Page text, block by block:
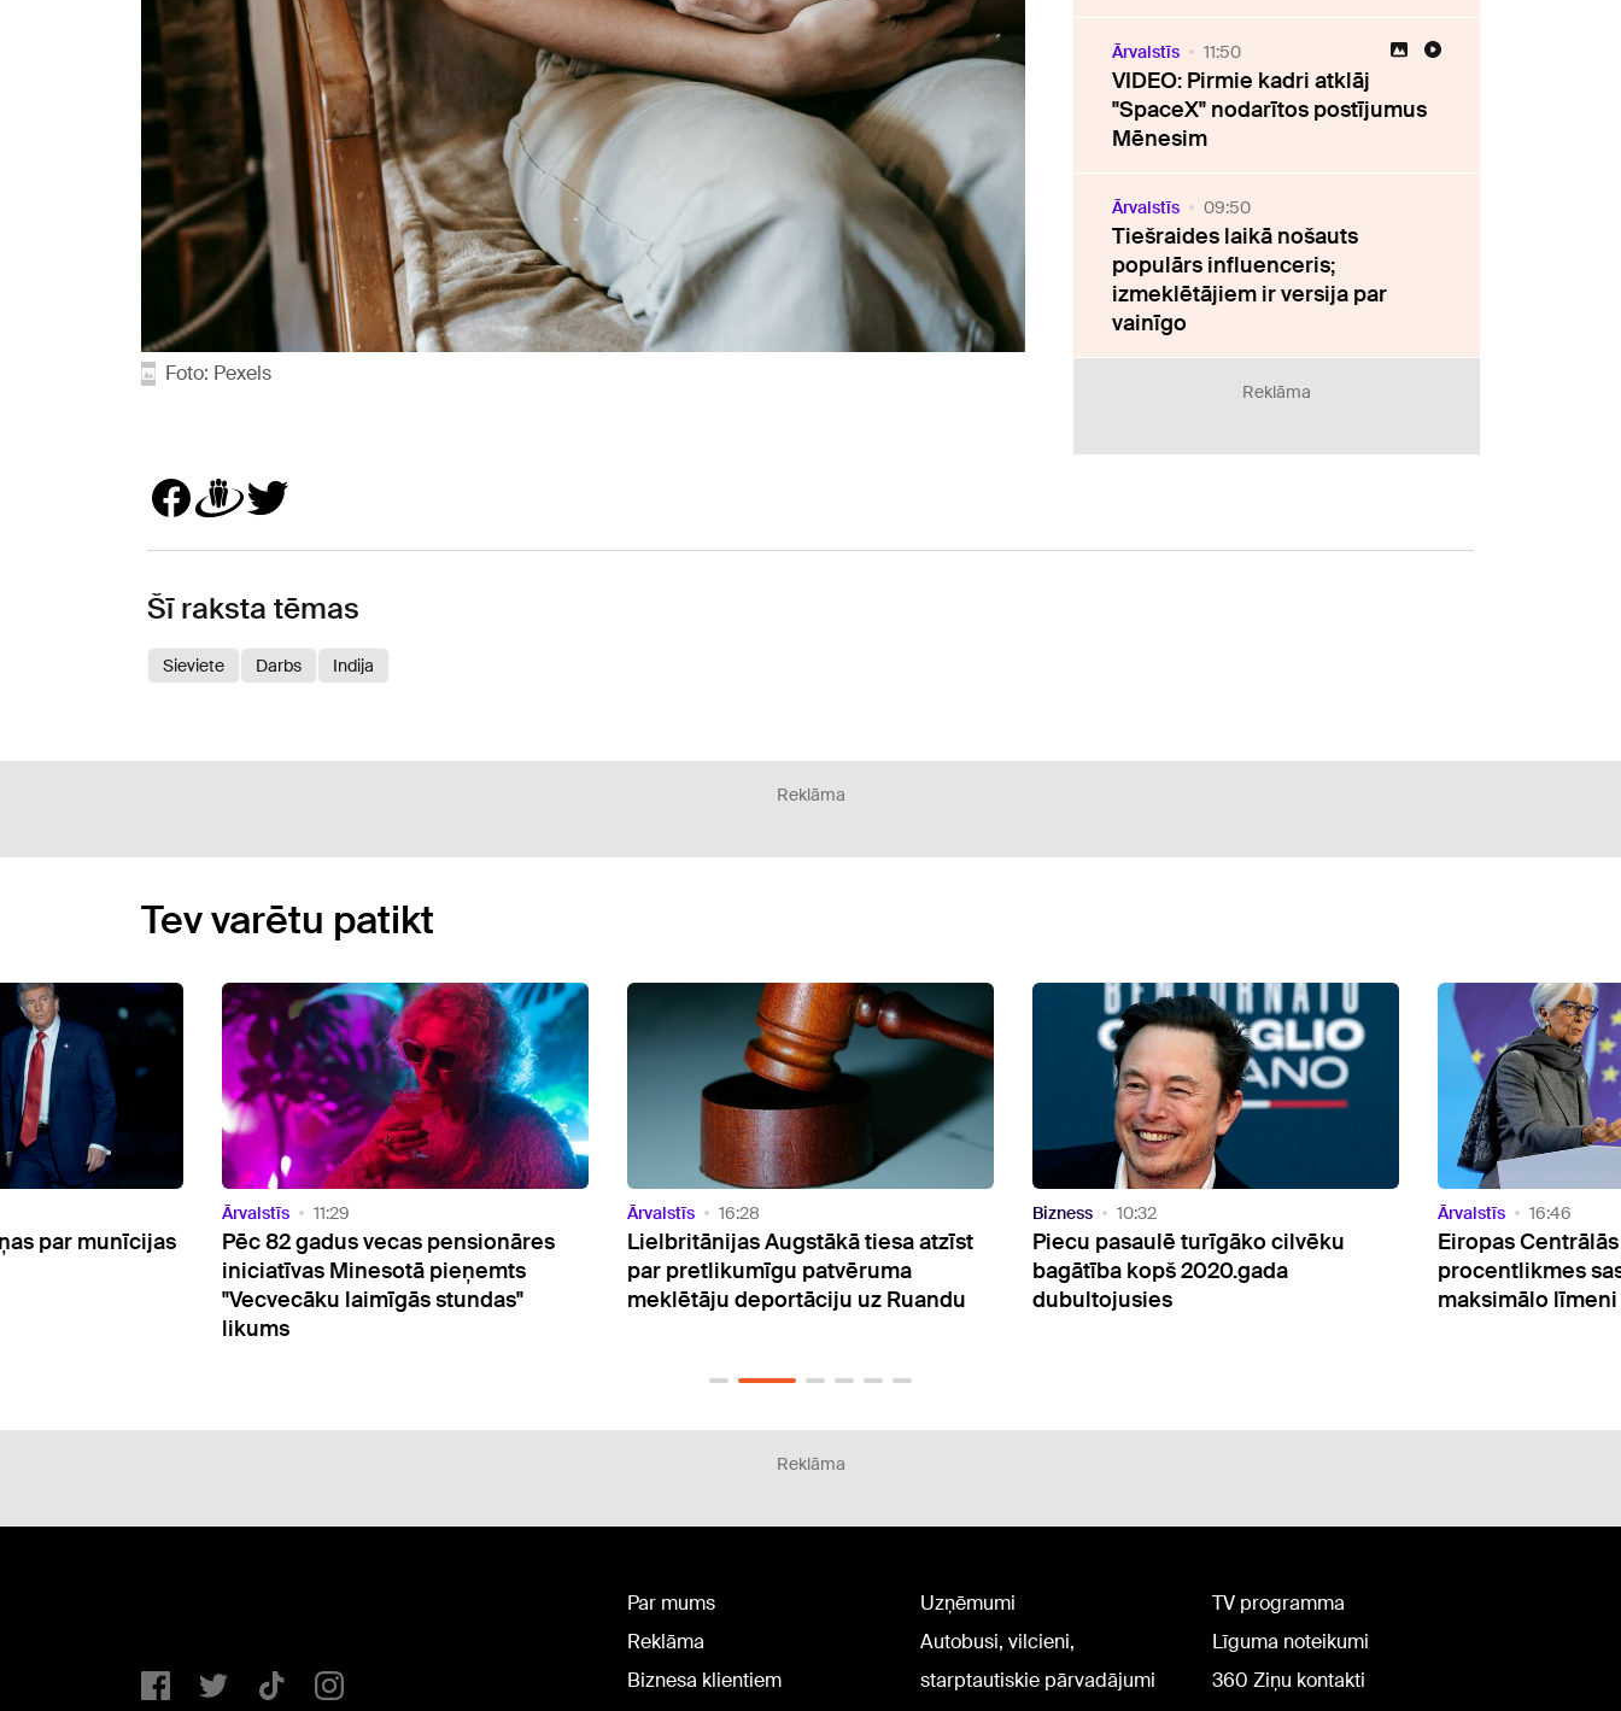
Foto: Pexels
Ārvalstīs 11:50
VIDEO: Pirmie kadri atklāj
"SpaceX" nodarītos postījumus
Mēnesim
Ārvalstīs 09:50
Tiešraides laikā nošauts
populārs influenceris;
izmeklētājiem ir versija par
vainīgo
Reklāma
Šī raksta tēmas
Sieviete Darbs Indija
Reklāma
Tev varētu patikt
pensionāres
Ārvalstīs 16:28
Lielbritānijas Augstākā tiesa atzīst
par pretlikumīgu patvēruma
meklētāju deportāciju uz Ruandu
Bizness 10:32
Piecu pasaulē turīgāko cilvēku
bagātība kopš 2020.gada
dubultojusies
Ārvalstīs 16:46
Eiropas Centrālās bankas
procentlikmes sasniegušas
maksimālo līmeni
Ārvalstīs 21:24
Kolumbijas
brīvprātīgie cīnās
apgūtu dronu
Reklāma
Par mums
Reklāma
Biznesa klientiem
Uzņēmumi
Autobusi, vilcieni,
starptautiskie pārvadājumi
TV programma
Līguma noteikumi
360 Ziņu kontakti